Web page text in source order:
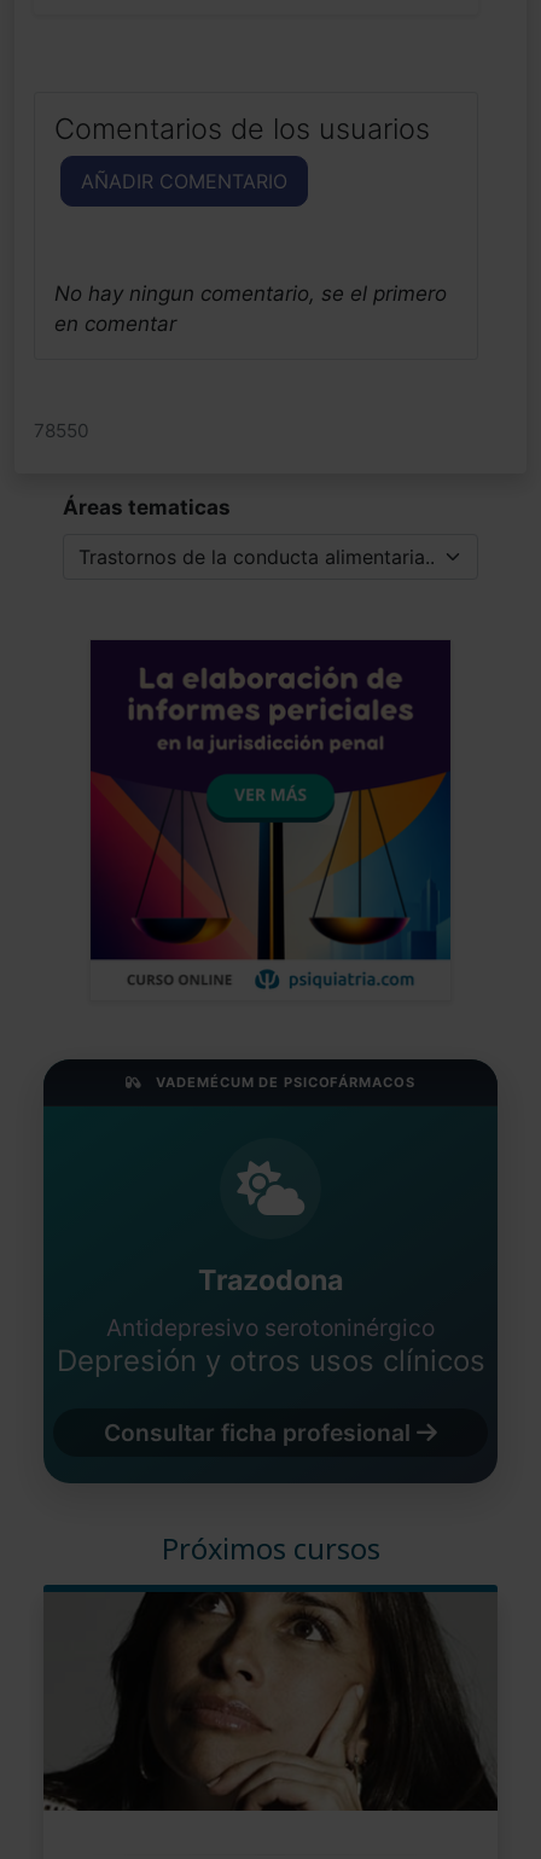
Comentarios de los usuarios
AÑADIR COMENTARIO
No hay ningun comentario, se el primero
en comentar
78550
Áreas tematicas
VADEMÉCUM DE PSICOFÁRMACOS
Trazodona
Antidepresivo serotoninérgico
Depresión y otros usos clínicos
Consultar ficha profesional
Próximos cursos